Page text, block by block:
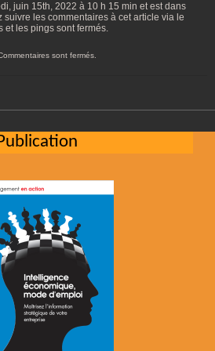
juin 15th, 2022 à 10 h 15 min et est dans
suivre les commentaires à cet article via le
et les pings sont fermés.
sont fermés.